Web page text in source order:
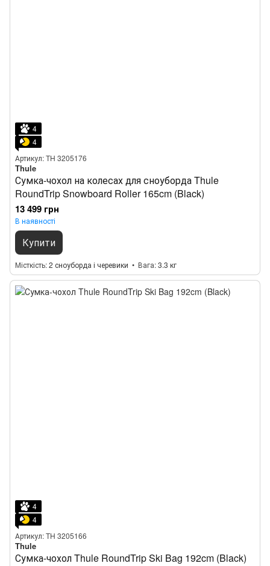
4
4
Артикул: TH 3205176
Thule
Сумка-чохол на колесах для сноуборда Thule
RoundTrip Snowboard Roller 165cm (Black)
13 499 грн
В наявності
Купити
Місткість 2 сноуборда і черевики Вага 3.3 кг
4
4
Артикул: TH 3205166
Thule
Сумка-чохол Thule RoundTrip Ski Bag 192cm (Black)